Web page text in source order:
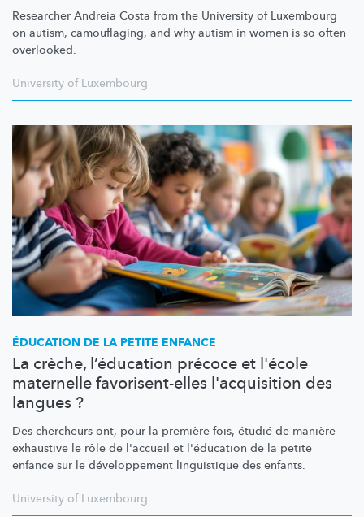
Researcher Andreia Costa from the University of Luxembourg
on autism, camouflaging, and why autism in women is so often
overlooked.
University of Luxembourg
ÉDUCATION DE LA PETITE ENFANCE
La crèche, l’éducation précoce et l'école
maternelle favorisent-elles l'acquisition des
langues ?
Des chercheurs ont, pour la première fois, étudié de manière
exhaustive le rôle de l'accueil et l'éducation de la petite
enfance sur le développement linguistique des enfants.
University of Luxembourg